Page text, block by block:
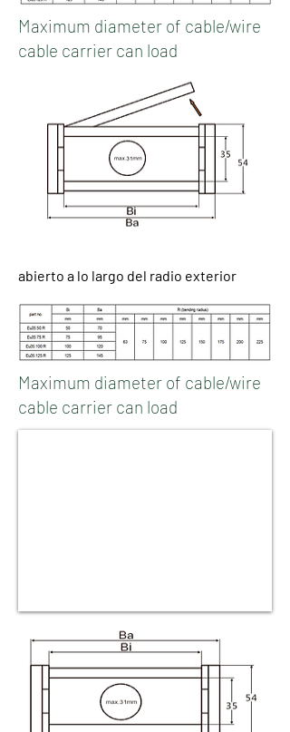
Maximum diameter of cable/wire
cable carrier can load
abierto a lo largo del radio exterior
Maximum diameter of cable/wire
cable carrier can load